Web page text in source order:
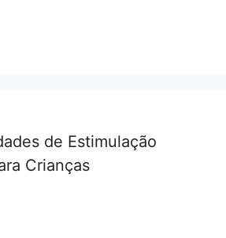
de Estimulação
Crianças